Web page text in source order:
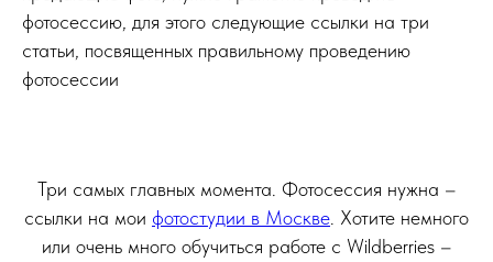
фотосессию, для этого следующие ссылки на три
статьи, посвященных правильному проведению
фотосессии
Три самых главных момента. Фотосессия нужна –
ссылки на мои фотостудии в Москве . Хотите немного
или очень много обучиться работе с Wildberries –